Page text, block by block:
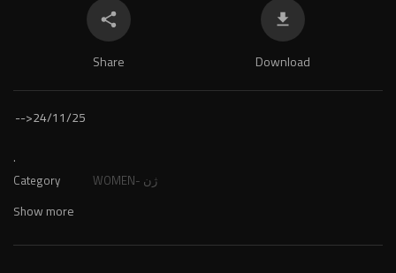
Share Download
-->24/11/25
.
Category WOMEN- ژن
Show more